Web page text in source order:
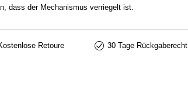
dass der Mechanismus verriegelt ist.
Retoure 30 Tage Rückgaberecht